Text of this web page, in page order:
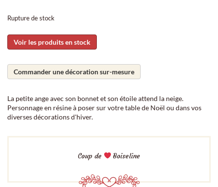
Rupture de stock
Voir les produits en stock
Commander une décoration sur-mesure
La petite ange avec son bonnet et son étoile attend la neige.
Personnage en résine à poser sur votre table de Noël ou dans vos
diverses décorations d'hiver.
Coup de Boiseline